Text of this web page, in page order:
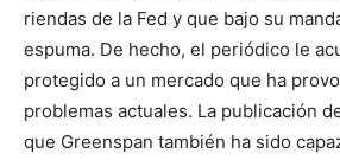
riendas de la Fed y que bajo su
espuma. De hecho, el periódico le
protegido a un mercado que ha
problemas actuales. La publicación
que Greenspan también ha sido